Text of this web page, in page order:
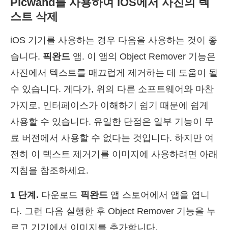
스트 삭제
iOS 기기를 사용하는 경우 다음을 사용하는 것이 좋
습니다. 픽완드 앱. 이 앱의 Object Remover 기능은
사진에서 텍스트를 매끄럽게 제거하는 데 도움이 될
수 있습니다. 게다가, 위의 다른 소프트웨어와 마찬
가지로, 인터페이스가 이해하기 쉽기 때문에 쉽게
사용할 수 있습니다. 유일한 단점은 일부 기능이 무
료 버전에서 사용할 수 없다는 것입니다. 하지만 여
전히 이 텍스트 제거기를 이미지에 사용하려면 아래
지침을 참조하세요.
1 단계. 다운로드 픽완드 앱 스토어에서 앱을 엽니
다. 그런 다음 실행한 후 Object Remover 기능을 누
르고 기기에서 이미지를 추가합니다.